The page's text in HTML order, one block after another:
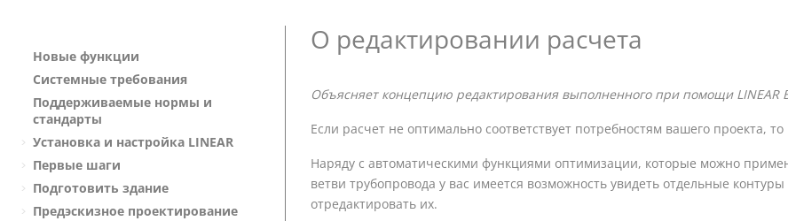
Новые функции
Системные требования
Поддерживаемые нормы и
стандарты
Установка и настройка LINEAR
Первые шаги
Подготовить здание
Предэскизное проектирование
О редактировании расчета
Объясняет концепцию редактирования выполненного при помощи LINEAR
Если расчет не оптимально соответствует потребностям вашего проекта,
Наряду с автоматическими функциями оптимизации, которые можно
ветви трубопровода у вас имеется возможность увидеть отдельные
отредактировать их.